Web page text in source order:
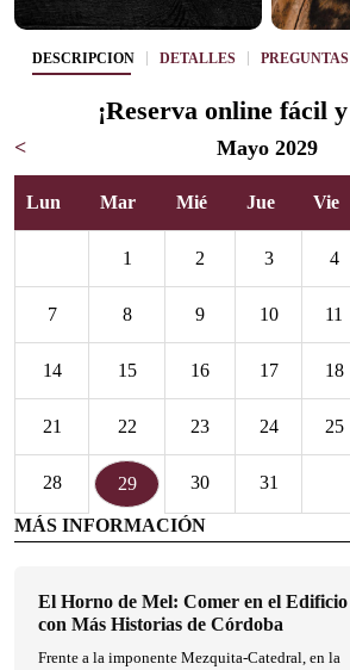
DESCRIPCIÓN DETALLES
¡Reserva online fácil
< Mayo 2029
Lun Mar Mié Jue Vie
1 2 3 4
7 8 9 10 11
14 15 16 17 18
21 22 23 24 25
28 29 30 31
MÁS INFORMACIÓN
El Horno de Mel: Comer en el Edificio
con Más Historias de Córdoba
Frente a la imponente Mezquita-Catedral, en la